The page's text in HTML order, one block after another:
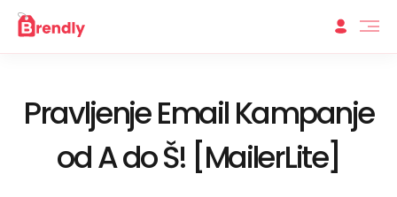
Pravljenje Email Kampanje
od A do Š! [MailerLite]